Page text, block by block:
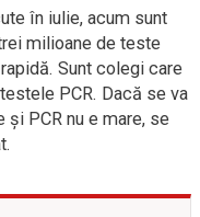
în iulie, acum sunt
milioane de teste
Sunt colegi care
PCR. Dacă se va
PCR nu e mare, se